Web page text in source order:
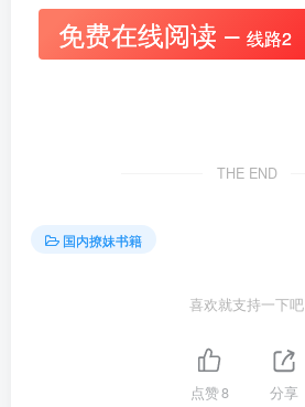
免费在线阅读 – 线路2
THE END
国内撩妹书籍
喜欢就支持一下吧
点赞8 分享